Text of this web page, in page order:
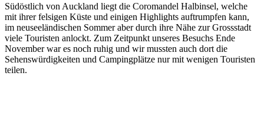
Südöstlich von Auckland liegt die Coromandel Halbinsel, welche
mit ihrer felsigen Küste und einigen Highlights auftrumpfen kann,
im neuseeländischen Sommer aber durch ihre Nähe zur Grossstadt
viele Touristen anlockt. Zum Zeitpunkt unseres Besuchs Ende
November war es noch ruhig und wir mussten auch dort die
Sehenswürdigkeiten und Campingplätze nur mit wenigen Touristen
teilen.